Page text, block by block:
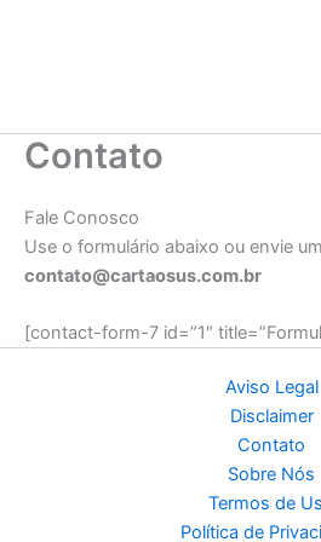
Contato
Fale Conosco
Use o formulário abaixo ou envie
contato@cartaosus.com.br
[contact-form-7 id=”1″
Aviso Legal
Disclaimer
Contato
Sobre Nós
Termos de
Política de